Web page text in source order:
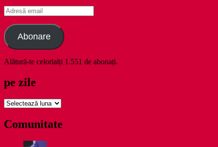
Adresă
email
Abonare
Alătură-te celorlalți 1.551 de abonați.
pe zile
pe
Comunitate